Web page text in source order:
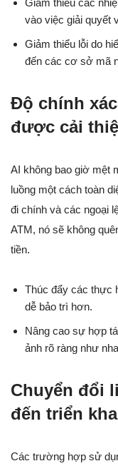
vào việc giải quyết
Giảm thiểu lỗi do
đến các cơ sở mã
Độ chính
được cải
AI không bao giờ mệt
luồng một cách toàn
đi chính và các ngoại
ATM, nó sẽ không
tiền.
Thúc đẩy các thực
dễ bảo trì hơn.
Nâng cao sự hợp
ảnh rõ ràng như
Chuyển đổi
đến triển
Các trường hợp sử